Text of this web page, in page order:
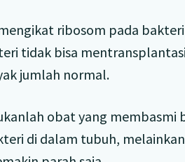
ribosom pada
tidak bisa
jumlah normal.
obat yang membasmi
di dalam tubuh,